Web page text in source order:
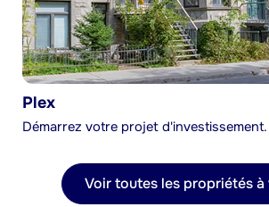
Plex
Démarrez votre projet d'investissement.
Voir toutes les propriétés à